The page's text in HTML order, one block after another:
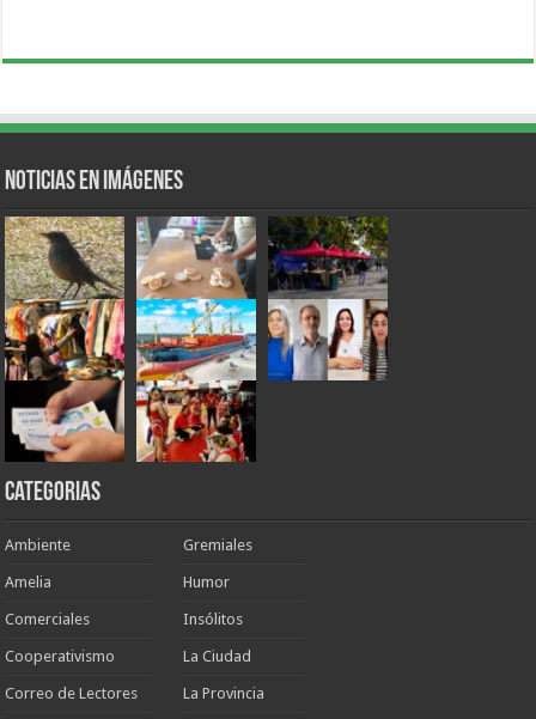
Noticias en Imágenes
Categorias
Ambiente
Amelia
Comerciales
Cooperativismo
Correo de Lectores
Gremiales
Humor
Insólitos
La Ciudad
La Provincia